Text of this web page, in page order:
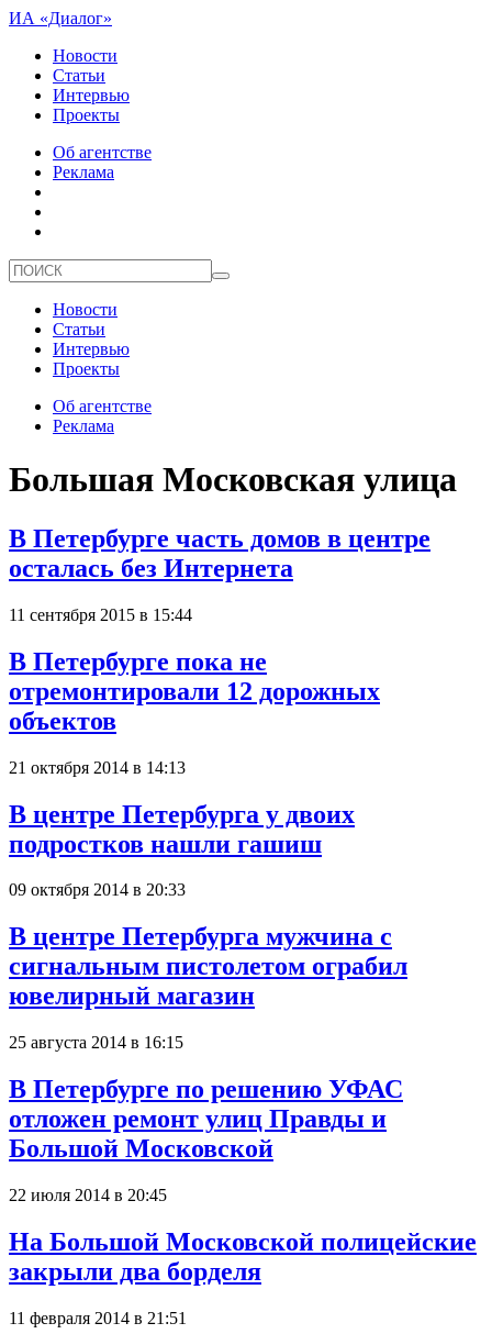
ИА «Диалог»
Новости
Статьи
Интервью
Проекты
Об агентстве
Реклама
Новости
Статьи
Интервью
Проекты
Об агентстве
Реклама
Большая Московская улица
В Петербурге часть домов в центре
осталась без Интернета
11 сентября 2015 в 15:44
В Петербурге пока не
отремонтировали 12 дорожных
объектов
21 октября 2014 в 14:13
В центре Петербурга у двоих
подростков нашли гашиш
09 октября 2014 в 20:33
В центре Петербурга мужчина с
сигнальным пистолетом ограбил
ювелирный магазин
25 августа 2014 в 16:15
В Петербурге по решению УФАС
отложен ремонт улиц Правды и
Большой Московской
22 июля 2014 в 20:45
На Большой Московской полицейские
закрыли два борделя
11 февраля 2014 в 21:51